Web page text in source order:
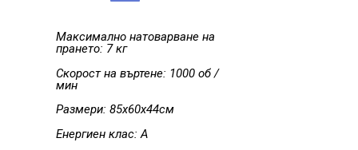
Максимално натоварване на
прането: 7 кг
Скорост на въртене: 1000 об /
мин
Размери: 85х60х44см
Енергиен клас: A